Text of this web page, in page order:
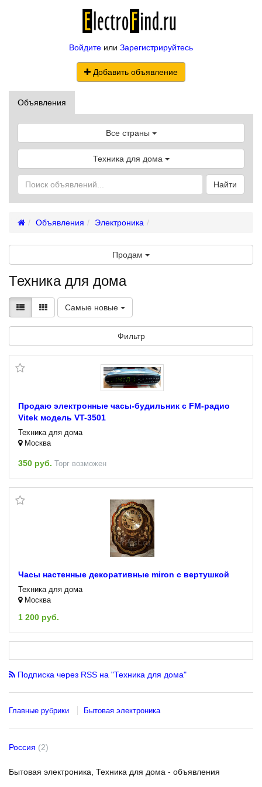
Войдите или Зарегистрируйтесь
Добавить объявление
Объявления
Все страны
Техника для дома
Найти
Объявления Электроника
Продам
Техника для дома
Самые новые
Фильтр
Продаю электронные часы-будильник с FM-радио
Vitek модель VT-3501
Техника для дома
Москва
350 руб. Торг возможен
Часы настенные декоративные miron с вертушкой
Техника для дома
Москва
1 200 руб.
Подписка через RSS на "Техника для дома"
Главные рубрики Бытовая электроника
Россия (2)
Бытовая электроника, Техника для дома - объявления